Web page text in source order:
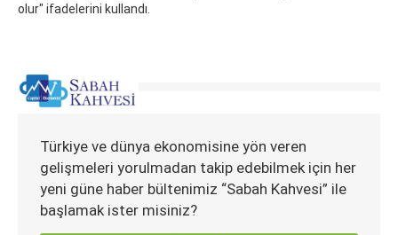
olur" ifadelerini kullandı.
Türkiye ve dünya ekonomisine yön veren
gelişmeleri yorulmadan takip edebilmek için her
yeni güne haber bültenimiz “Sabah Kahvesi” ile
başlamak ister misiniz?